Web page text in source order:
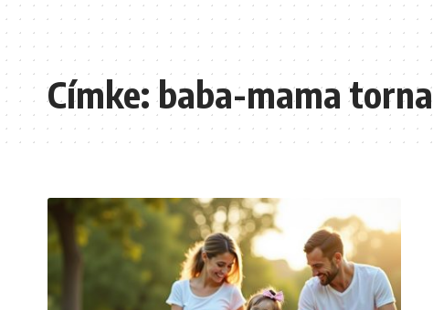
Címke:baba-mama torna